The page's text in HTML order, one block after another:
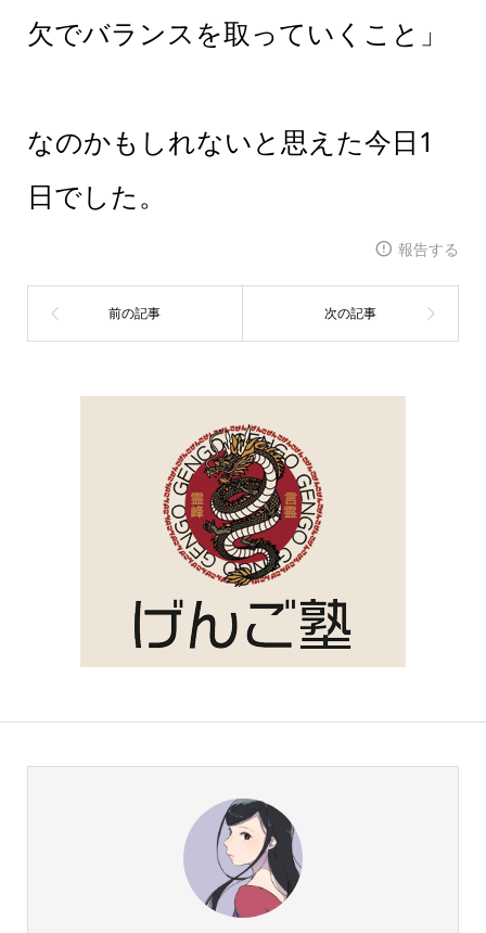
欠でバランスを取っていくこと」
なのかもしれないと思えた今日1
日でした。
報告する